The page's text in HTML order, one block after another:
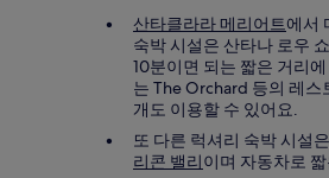
산타클라라 메리어트에서
숙박 시설은 산타나 로우
10분이면 되는 짧은 거리
는 The Orchard 등의 레스
개도 이용할 수 있어요.
또 다른 럭셔리 숙박 시설은
리콘 밸리이며 자동차로